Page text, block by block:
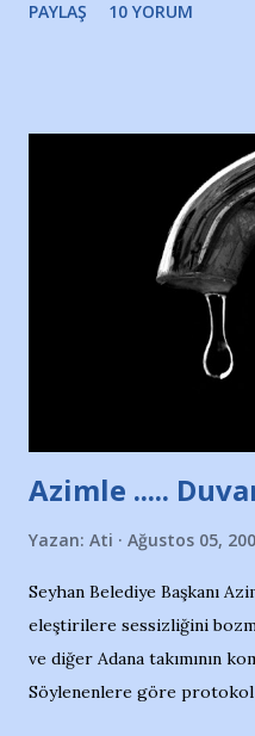
Yazımı, ağlayarak
Nesrin’in Hikayesi’ne
havuzunun kenarında 7
duruyor. Havuzun içinde
yüzücüleri. Erkekler
Sadece 4 kız çocuğu var.
kızından biri oluyor o
Adana Nesrin, 16 yaşında.
Türkiye 3.lüğü var. 17
PAYLAŞ 10 YORUM
Azimle .....
Yazan: Ati Ağustos 05,
Seyhan Belediye Başkanı
eleştirilere sessizliğini
ve diğer Adana takımının
Söylenenlere göre protokol